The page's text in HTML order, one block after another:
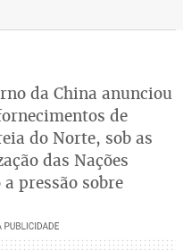
da China anunciou
de
do Norte, sob as
das Nações
pressão sobre